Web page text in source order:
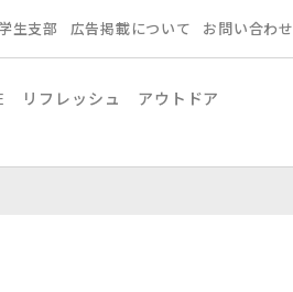
生支部 広告掲載について お問い合わせ
リフレッシュ
アウトドア